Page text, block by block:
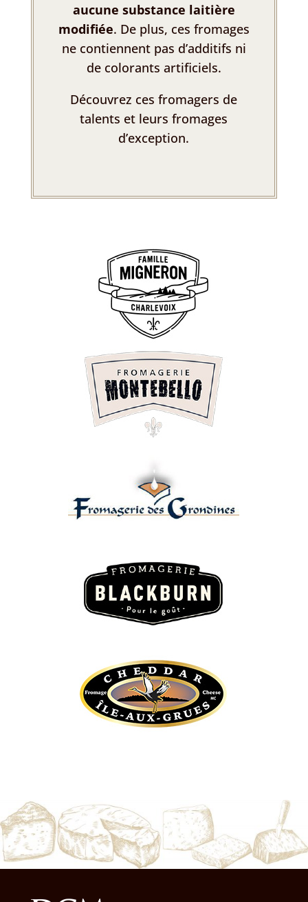
aucune substance laitière
modifiée. De plus, ces fromages
ne contiennent pas d’additifs ni
de colorants artificiels.
Découvrez ces fromagers de
talents et leurs fromages
d’exception.